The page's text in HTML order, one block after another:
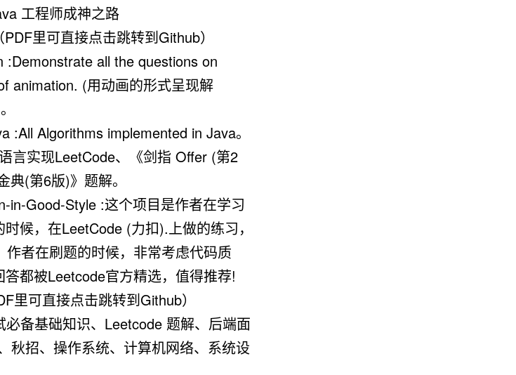
工程师成神之路
里可直接点击跳转到Github）
:Demonstrate all the questions on
animation. (用动画的形式呈现解
:All Algorithms implemented in Java。
言实现LeetCode、《剑指 Offer (第2
(第6版)》题解。
in-Good-Style :这个项目是作者在学习
时候，在LeetCode (力扣).上做的练习，
者在刷题的时候，非常考虑代码质
都被Leetcode官方精选，值得推荐!
里可直接点击跳转到Github）
备基础知识、Leetcode 题解、后端面
秋招、操作系统、计算机网络、系统设